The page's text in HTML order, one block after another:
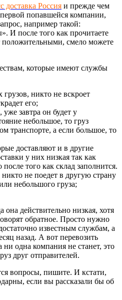
доставка Россия и прежде чем
попавшейся компании,
например такой:
И после того как прочитаете
положительными, смело можете
которые имеют службы
грузов, никто не вскроет
его;
уже завтра он будет у
небольшое, то груз
транспорте, а если большое, то
доставляют и в другие
у них низкая так как
того как склад заполнится.
не поедет в другую страну
небольшого груза;
она действительно низкая, хотя
обратное. Просто нужно
известным службам, а
назад. А вот перевозить
одна компания не станет, это
друг отправителей.
вопросы, пишите. И кстати,
если вы рассказали бы об